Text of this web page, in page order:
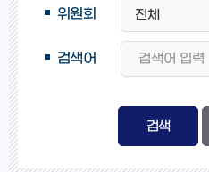
위원회
검색어
검색